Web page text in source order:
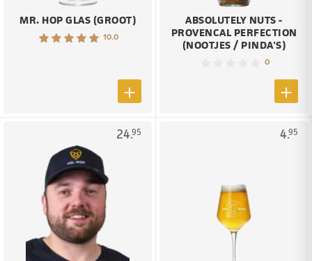
MR. HOP GLAS (GROOT)
10.0
ABSOLUTELY NUTS -
PROVENCAL PERFECTION
(NOOTJES / PINDA'S)
0
24.95 4.95